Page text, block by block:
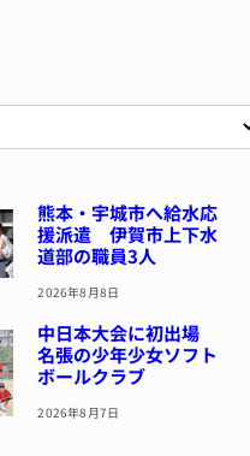
熊本・宇城市へ給水応
援派遣 伊賀市上下水
道部の職員3人
2026年8月8日
中日本大会に初出場
名張の少年少女ソフト
ボールクラブ
2026年8月7日